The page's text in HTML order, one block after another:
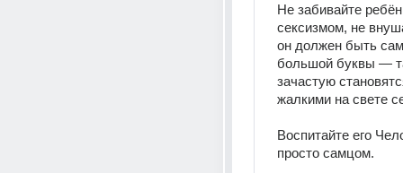
Не забивайте
сексизмом, не
он должен быть
большой буквы —
зачастую
жалкими на свете
Воспитайте его
просто самцом.